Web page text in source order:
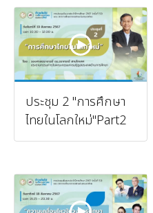
ประชุม 2 "การศึกษา
ไทยในโลกใหม่"Part2